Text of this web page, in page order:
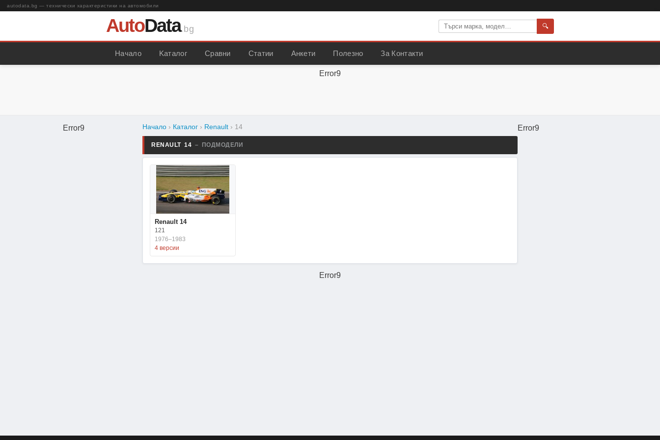
autodata.bg — технически характеристики на автомобили
AutoData.bg 🔍
Начало Kаталог Сравни Статии Анкети Полезно За Контакти
Error9
Error9 Начало › Каталог › Renault › 14
RENAULT 14 – ПОДМОДЕЛИ
Renault 14
121
1976–1983
4 версии
Error9
Error9